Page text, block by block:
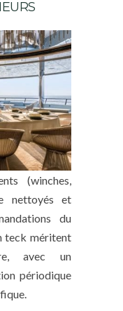
(winches,
nettoyés et
du
teck méritent
avec un
périodique